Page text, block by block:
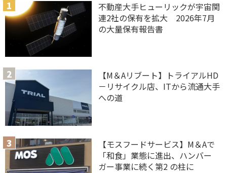
不動産大手ヒューリックが宇宙関
連2社の保有を拡大 2026年7月
の大量保有報告書
【M＆Aリブート】トライアルHD
－リサイクル店、ITから流通大手
への道
【モスフードサービス】M＆Aで
「和食」業態に進出、ハンバー
ガー事業に続く第2 の柱に